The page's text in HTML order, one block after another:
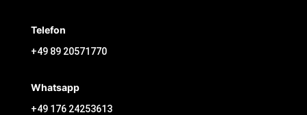
Telefon
+49 89 20571770
Whatsapp
+49 176 24253613